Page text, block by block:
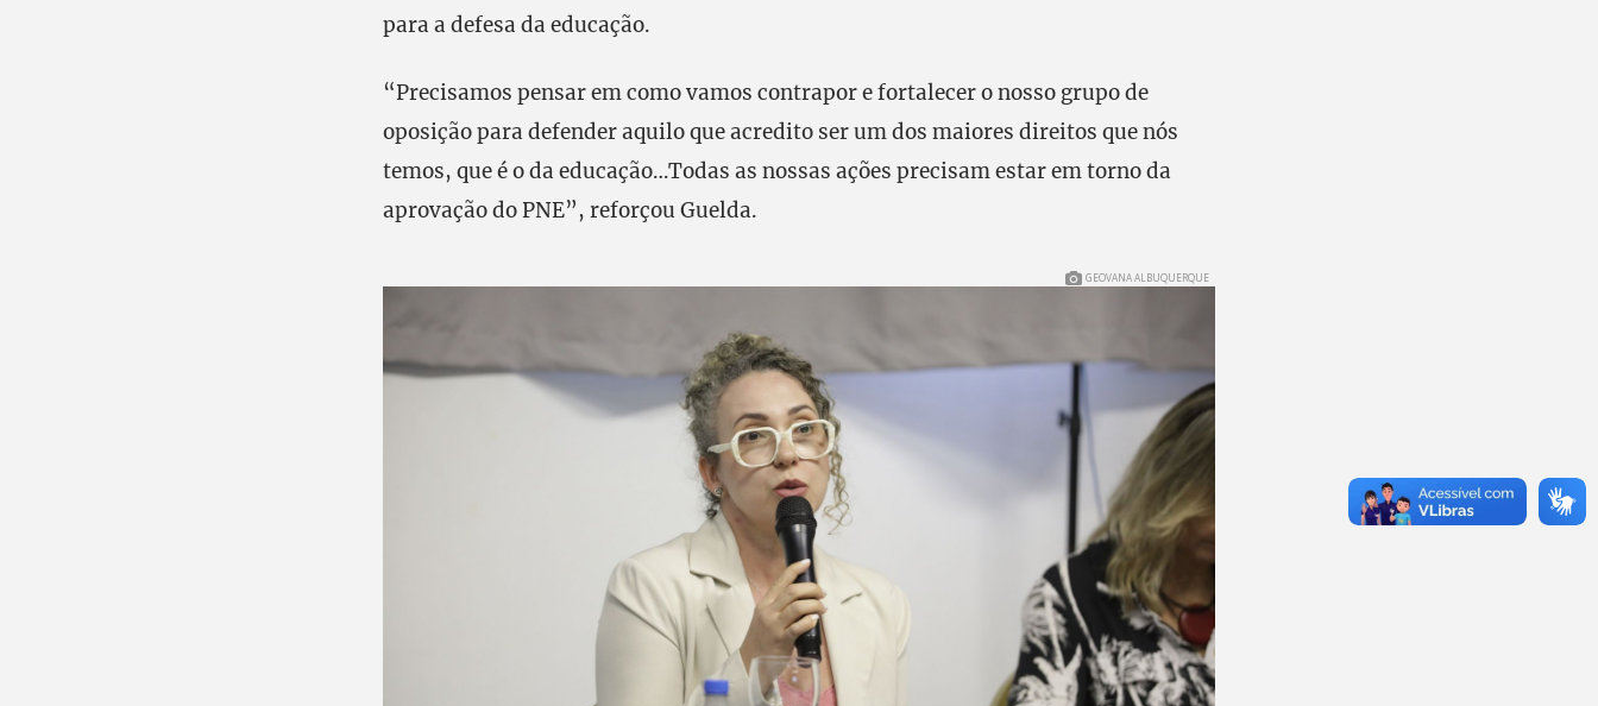
para a defesa da educação.
“Precisamos pensar em como vamos contrapor e fortalecer o nosso grupo de
oposição para defender aquilo que acredito ser um dos maiores direitos que nós
temos, que é o da educação…Todas as nossas ações precisam estar em torno da
aprovação do PNE”, reforçou Guelda.
GEOVANA ALBUQUERQUE